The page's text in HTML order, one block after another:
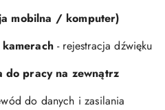
mobilna / komputer)
- rejestracja dźwięku
do pracy na zewnątrz
do danych i zasilania